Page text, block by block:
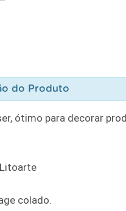
do Produto
ótimo para decorar
colado.